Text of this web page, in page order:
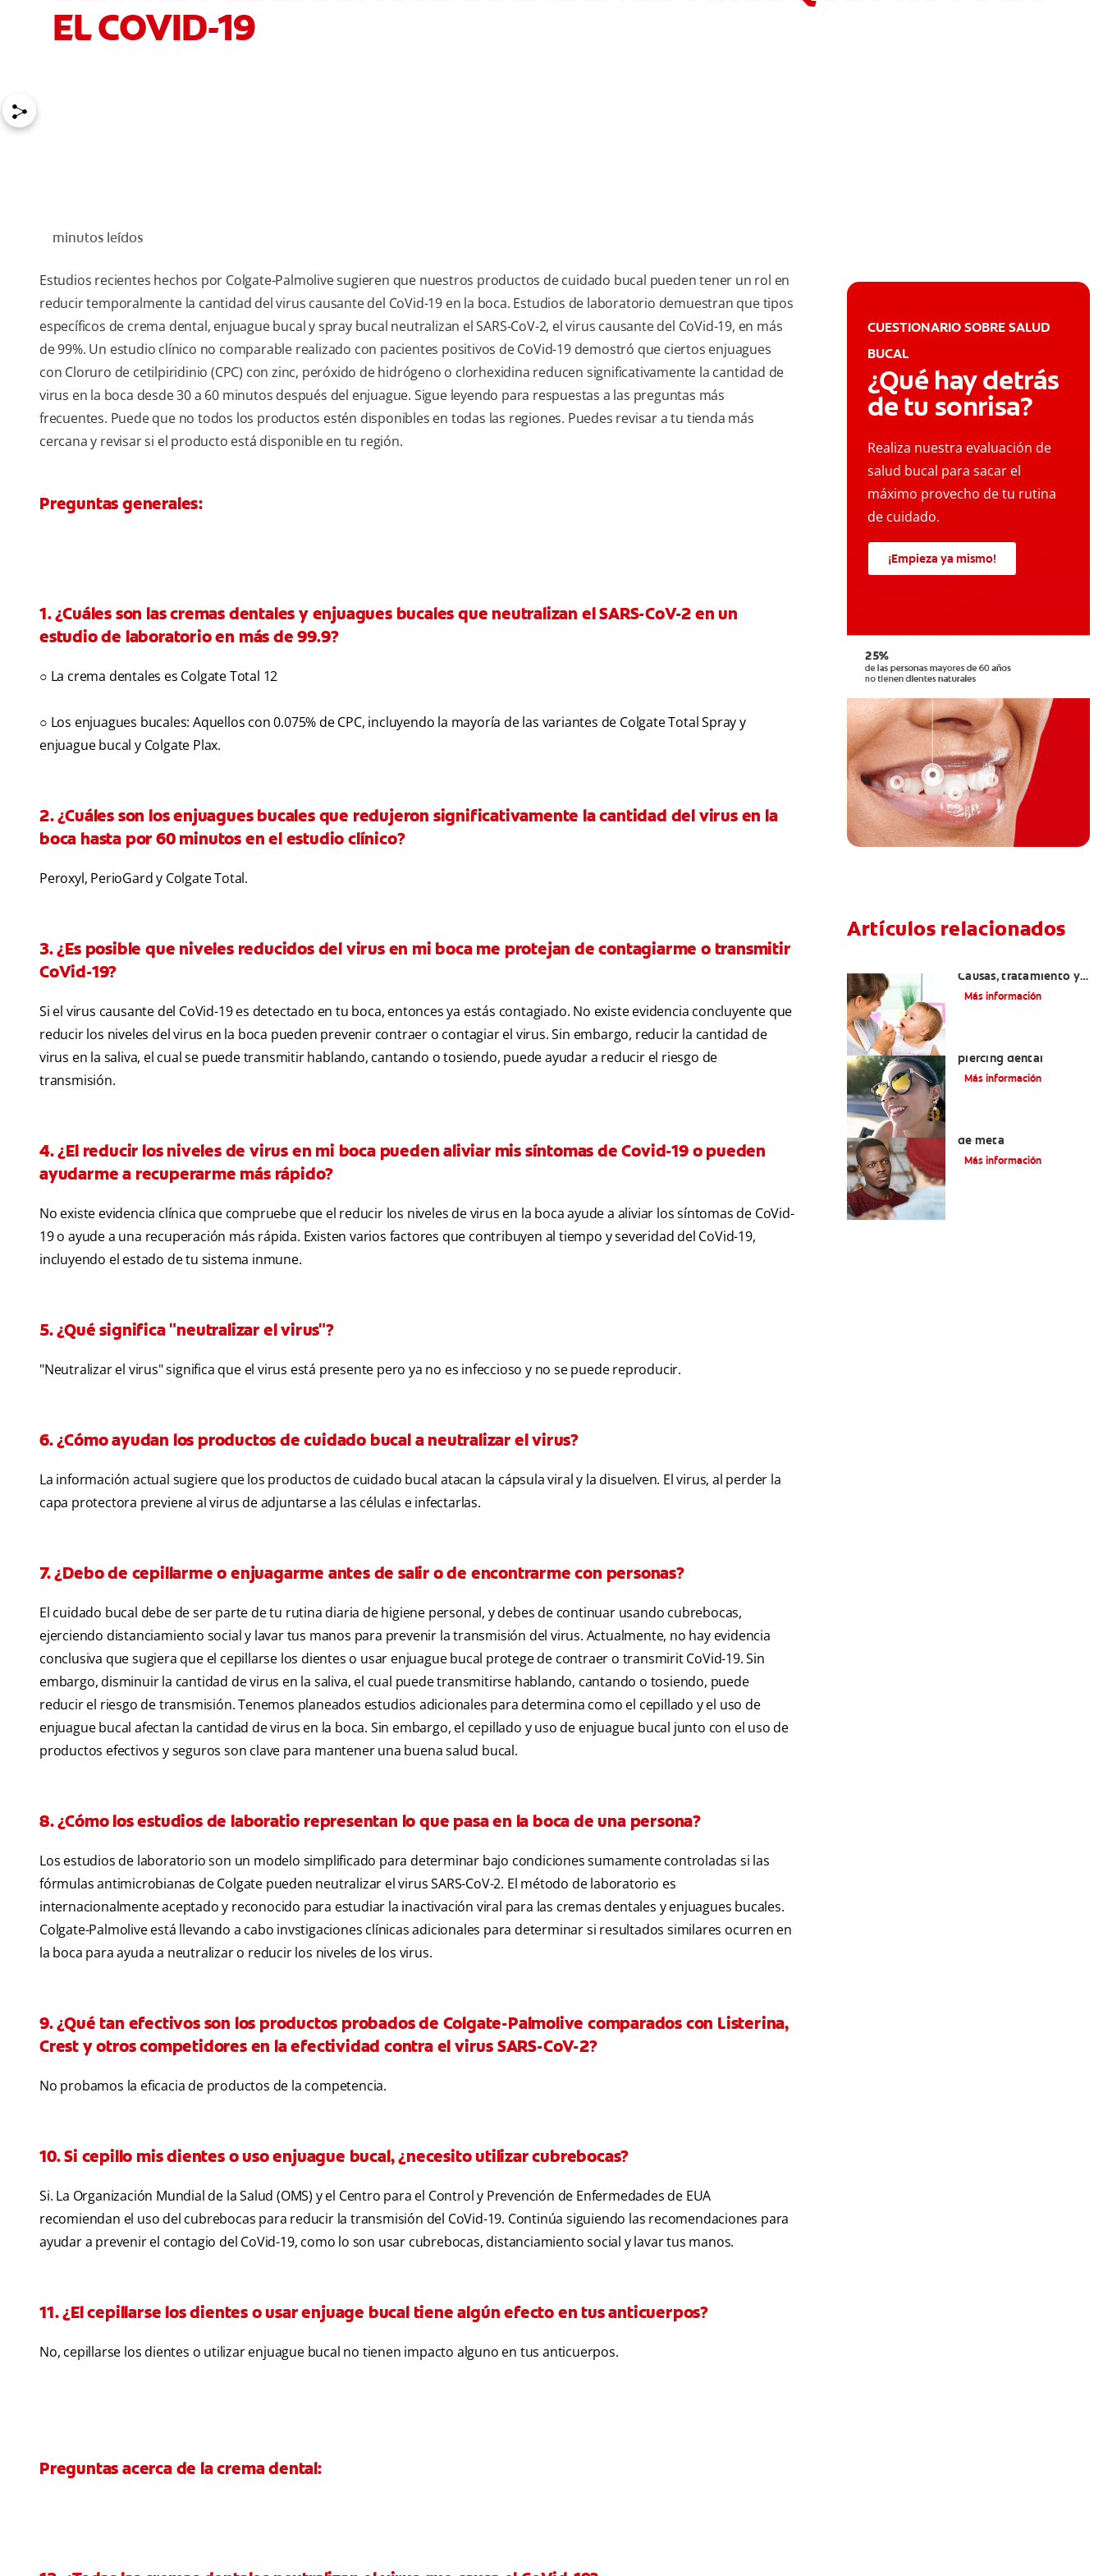
EL COVID-19
minutos leídos
Estudios recientes hechos por Colgate-Palmolive sugieren que nuestros productos de cuidado bucal pueden tener un rol en
reducir temporalmente la cantidad del virus causante del CoVid-19 en la boca. Estudios de laboratorio demuestran que tipos
específicos de crema dental, enjuague bucal y spray bucal neutralizan el SARS-CoV-2, el virus causante del CoVid-19, en más
de 99%. Un estudio clínico no comparable realizado con pacientes positivos de CoVid-19 demostró que ciertos enjuagues
con Cloruro de cetilpiridinio (CPC) con zinc, peróxido de hidrógeno o clorhexidina reducen significativamente la cantidad de
virus en la boca desde 30 a 60 minutos después del enjuague. Sigue leyendo para respuestas a las preguntas más
frecuentes. Puede que no todos los productos estén disponibles en todas las regiones. Puedes revisar a tu tienda más
cercana y revisar si el producto está disponible en tu región.
Preguntas generales:
1. ¿Cuáles son las cremas dentales y enjuagues bucales que neutralizan el SARS-CoV-2 en un
estudio de laboratorio en más de 99.9?
○ La crema dentales es Colgate Total 12
○ Los enjuagues bucales: Aquellos con 0.075% de CPC, incluyendo la mayoría de las variantes de Colgate Total Spray y
enjuague bucal y Colgate Plax.
2. ¿Cuáles son los enjuagues bucales que redujeron significativamente la cantidad del virus en la
boca hasta por 60 minutos en el estudio clínico?
Peroxyl, PerioGard y Colgate Total.
3. ¿Es posible que niveles reducidos del virus en mi boca me protejan de contagiarme o transmitir
CoVid-19?
Si el virus causante del CoVid-19 es detectado en tu boca, entonces ya estás contagiado. No existe evidencia concluyente que
reducir los niveles del virus en la boca pueden prevenir contraer o contagiar el virus. Sin embargo, reducir la cantidad de
virus en la saliva, el cual se puede transmitir hablando, cantando o tosiendo, puede ayudar a reducir el riesgo de
transmisión.
4. ¿El reducir los niveles de virus en mi boca pueden aliviar mis síntomas de Covid-19 o pueden
ayudarme a recuperarme más rápido?
No existe evidencia clínica que compruebe que el reducir los niveles de virus en la boca ayude a aliviar los síntomas de CoVid-
19 o ayude a una recuperación más rápida. Existen varios factores que contribuyen al tiempo y severidad del CoVid-19,
incluyendo el estado de tu sistema inmune.
5. ¿Qué significa "neutralizar el virus"?
"Neutralizar el virus" significa que el virus está presente pero ya no es infeccioso y no se puede reproducir.
6. ¿Cómo ayudan los productos de cuidado bucal a neutralizar el virus?
La información actual sugiere que los productos de cuidado bucal atacan la cápsula viral y la disuelven. El virus, al perder la
capa protectora previene al virus de adjuntarse a las células e infectarlas.
7. ¿Debo de cepillarme o enjuagarme antes de salir o de encontrarme con personas?
El cuidado bucal debe de ser parte de tu rutina diaria de higiene personal, y debes de continuar usando cubrebocas,
ejerciendo distanciamiento social y lavar tus manos para prevenir la transmisión del virus. Actualmente, no hay evidencia
conclusiva que sugiera que el cepillarse los dientes o usar enjuague bucal protege de contraer o transmirit CoVid-19. Sin
embargo, disminuir la cantidad de virus en la saliva, el cual puede transmitirse hablando, cantando o tosiendo, puede
reducir el riesgo de transmisión. Tenemos planeados estudios adicionales para determina como el cepillado y el uso de
enjuague bucal afectan la cantidad de virus en la boca. Sin embargo, el cepillado y uso de enjuague bucal junto con el uso de
productos efectivos y seguros son clave para mantener una buena salud bucal.
8. ¿Cómo los estudios de laboratio representan lo que pasa en la boca de una persona?
Los estudios de laboratorio son un modelo simplificado para determinar bajo condiciones sumamente controladas si las
fórmulas antimicrobianas de Colgate pueden neutralizar el virus SARS-CoV-2. El método de laboratorio es
internacionalmente aceptado y reconocido para estudiar la inactivación viral para las cremas dentales y enjuagues bucales.
Colgate-Palmolive está llevando a cabo invstigaciones clínicas adicionales para determinar si resultados similares ocurren en
la boca para ayuda a neutralizar o reducir los niveles de los virus.
9. ¿Qué tan efectivos son los productos probados de Colgate-Palmolive comparados con Listerina,
Crest y otros competidores en la efectividad contra el virus SARS-CoV-2?
No probamos la eficacia de productos de la competencia.
10. Si cepillo mis dientes o uso enjuague bucal, ¿necesito utilizar cubrebocas?
Si. La Organización Mundial de la Salud (OMS) y el Centro para el Control y Prevención de Enfermedades de EUA
recomiendan el uso del cubrebocas para reducir la transmisión del CoVid-19. Continúa siguiendo las recomendaciones para
ayudar a prevenir el contagio del CoVid-19, como lo son usar cubrebocas, distanciamiento social y lavar tus manos.
11. ¿El cepillarse los dientes o usar enjuage bucal tiene algún efecto en tus anticuerpos?
No, cepillarse los dientes o utilizar enjuague bucal no tienen impacto alguno en tus anticuerpos.
Preguntas acerca de la crema dental:
CUESTIONARIO SOBRE SALUD
BUCAL
¿Qué hay detrás
de tu sonrisa?
Realiza nuestra evaluación de
salud bucal para sacar el
máximo provecho de tu rutina
de cuidado.
¡Empieza ya mismo!
Artículos relacionados
Causas, tratamiento y
cuidado
Más información
piercing dental
Más información
de meta
Más información